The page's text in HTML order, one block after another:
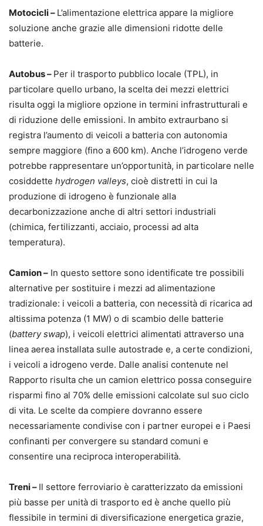
Motocicli – L’alimentazione elettrica appare la migliore
soluzione anche grazie alle dimensioni ridotte delle
batterie.
Autobus – Per il trasporto pubblico locale (TPL), in
particolare quello urbano, la scelta dei mezzi elettrici
risulta oggi la migliore opzione in termini infrastrutturali e
di riduzione delle emissioni. In ambito extraurbano si
registra l’aumento di veicoli a batteria con autonomia
sempre maggiore (fino a 600 km). Anche l’idrogeno verde
potrebbe rappresentare un’opportunità, in particolare nelle
cosiddette hydrogen valleys, cioè distretti in cui la
produzione di idrogeno è funzionale alla
decarbonizzazione anche di altri settori industriali
(chimica, fertilizzanti, acciaio, processi ad alta
temperatura).
Camion – In questo settore sono identificate tre possibili
alternative per sostituire i mezzi ad alimentazione
tradizionale: i veicoli a batteria, con necessità di ricarica ad
altissima potenza (1 MW) o di scambio delle batterie
(battery swap), i veicoli elettrici alimentati attraverso una
linea aerea installata sulle autostrade e, a certe condizioni,
i veicoli a idrogeno verde. Dalle analisi contenute nel
Rapporto risulta che un camion elettrico possa conseguire
risparmi fino al 70% delle emissioni calcolate sul suo ciclo
di vita. Le scelte da compiere dovranno essere
necessariamente condivise con i partner europei e i Paesi
confinanti per convergere su standard comuni e
consentire una reciproca interoperabilità.
Treni – Il settore ferroviario è caratterizzato da emissioni
più basse per unità di trasporto ed è anche quello più
flessibile in termini di diversificazione energetica grazie,